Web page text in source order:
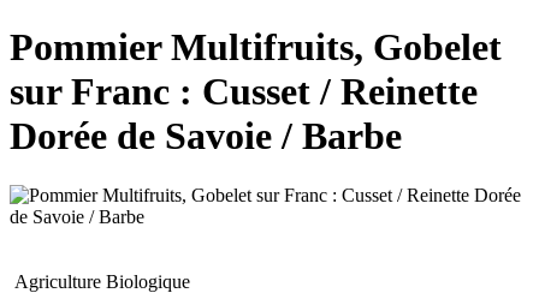
Pommier Multifruits, Gobelet
sur Franc : Cusset / Reinette
Dorée de Savoie / Barbe
Agriculture Biologique